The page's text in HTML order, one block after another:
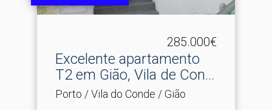
285.000€
Excelente apartamento
T2 em Gião, Vila de Con.​..
Porto / Vila do Conde / Gião